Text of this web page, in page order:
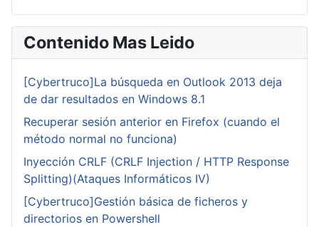
Contenido Mas Leido
[Cybertruco]La búsqueda en Outlook 2013 deja
de dar resultados en Windows 8.1
Recuperar sesión anterior en Firefox (cuando el
método normal no funciona)
Inyección CRLF (CRLF Injection / HTTP Response
Splitting)(Ataques Informáticos IV)
[Cybertruco]Gestión básica de ficheros y
directorios en Powershell